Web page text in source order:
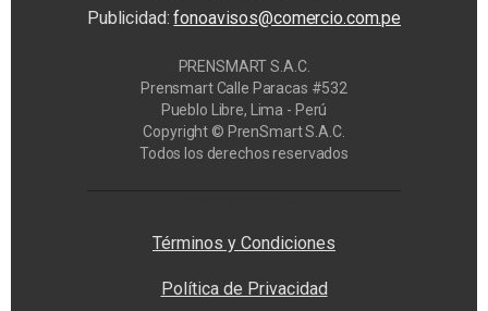
Publicidad:fonoavisos@comercio.com.pe
PRENSMART S.A.C.
Prensmart Calle Paracas #532
Pueblo Libre, Lima - Perú
Copyright © PrenSmart S.A.C.
Todos los derechos reservados
Términos y Condiciones
Política de Privacidad